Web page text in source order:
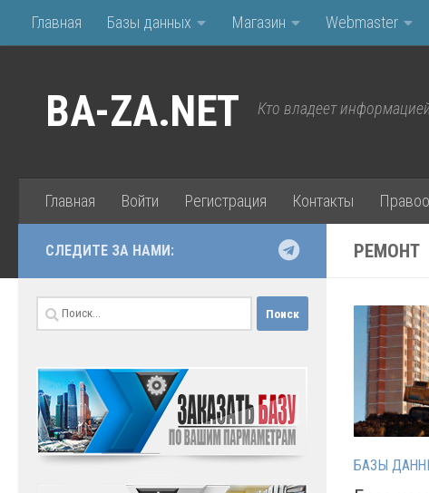
Перейти к содержимому
Главная Базы данных Магазин Webmaster
BA-ZA.NET Кто владеет
Главная Войти Регистрация Контакты
РЕМОНТ
БАЗЫ
СЛЕДИТЕ ЗА НАМИ:
Найти: